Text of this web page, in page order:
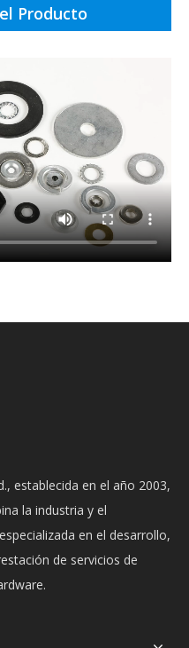
Producto
establecida en el año 2003,
la industria y el
en el desarrollo,
de servicios de